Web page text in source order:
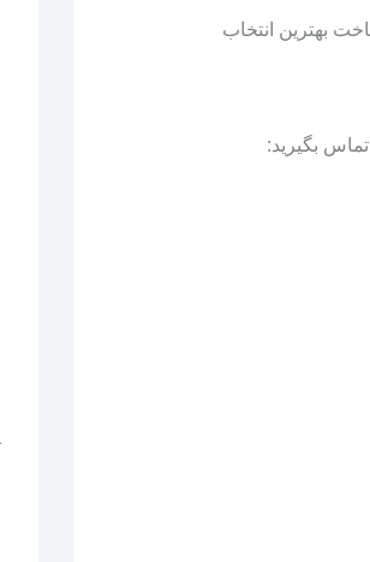
بهترین انتخاب
بگیرید: